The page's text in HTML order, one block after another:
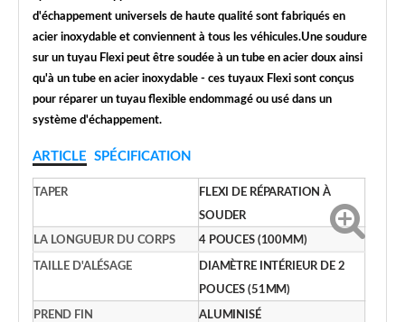
d'échappement universels de haute qualité sont fabriqués en
acier inoxydable et conviennent à tous les véhicules.Une soudure
sur un tuyau Flexi peut être soudée à un tube en acier doux ainsi
qu'à un tube en acier inoxydable - ces tuyaux Flexi sont conçus
pour réparer un tuyau flexible endommagé ou usé dans un
système d'échappement.
ARTICLE SPÉCIFICATION
TAPER FLEXI DE RÉPARATION À
SOUDER
LA LONGUEUR DU CORPS 4 POUCES (100MM)
TAILLE D'ALÉSAGE DIAMÈTRE INTÉRIEUR DE 2
POUCES (51MM)
PREND FIN ALUMINISÉ